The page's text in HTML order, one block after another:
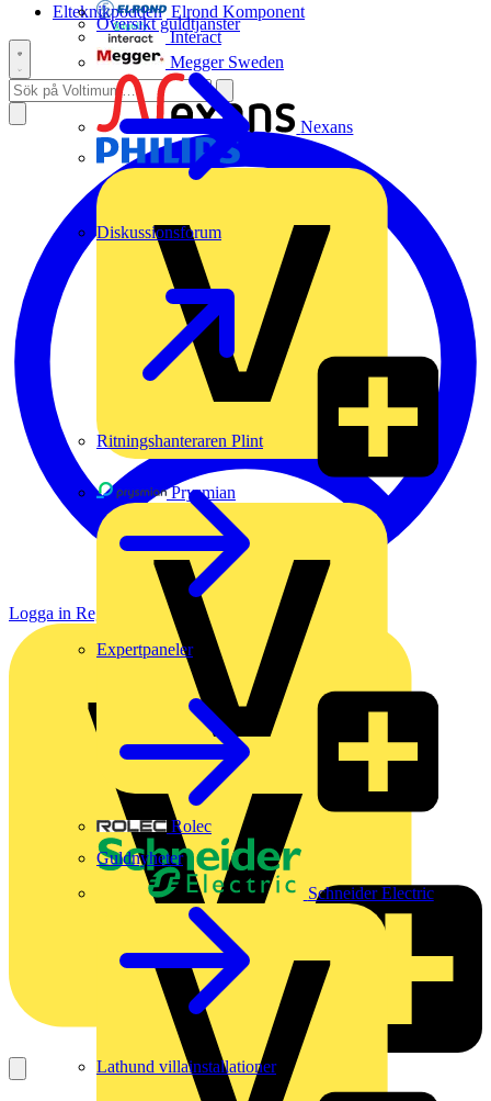
Elrond Komponent
Interact
Megger Sweden
Nexans
Prysmian
Rolec
Schneider Electric
Översikt guldtjänster
Diskussionsforum
Ritningshanteraren Plint
Expertpaneler
Guldnyheter
Lathund villainstallationer
Elteknikpodden
Logga in Registrera dig